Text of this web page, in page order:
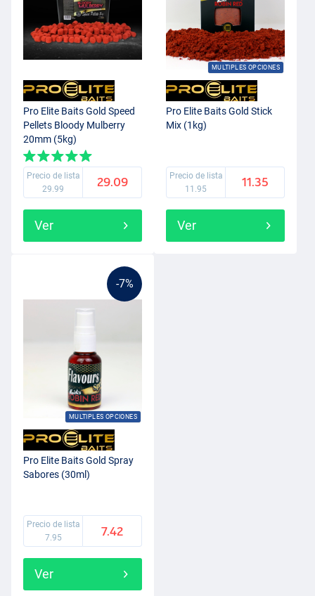
Pro Elite Baits Gold Speed
Pellets Bloody Mulberry
20mm (5kg)
Precio de lista
29.99
29.09
Ver
MULTIPLES OPCIONES
Pro Elite Baits Gold Stick
Mix (1kg)
Precio de lista
11.95
11.35
Ver
-7%
MULTIPLES OPCIONES
Pro Elite Baits Gold Spray
Sabores (30ml)
Precio de lista
7.95
7.42
Ver